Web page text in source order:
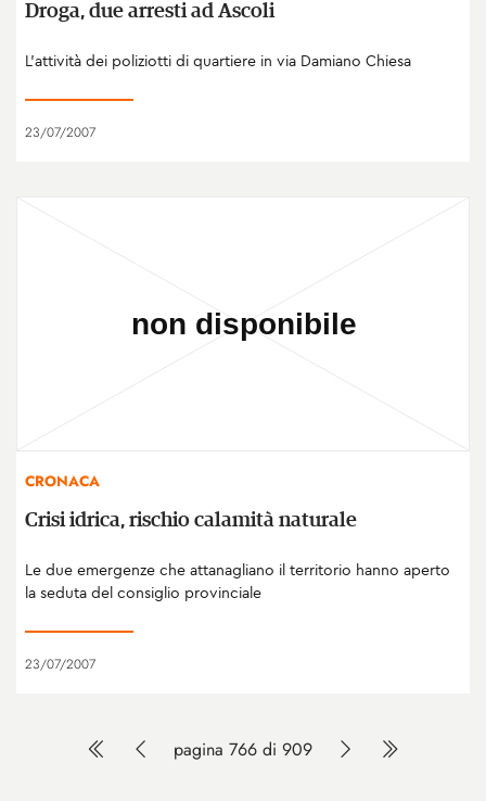
Droga, due arresti ad Ascoli
L'attività dei poliziotti di quartiere in via Damiano Chiesa
23/07/2007
CRONACA
Crisi idrica, rischio calamità naturale
Le due emergenze che attanagliano il territorio hanno aperto
la seduta del consiglio provinciale
23/07/2007
pagina 766 di 909